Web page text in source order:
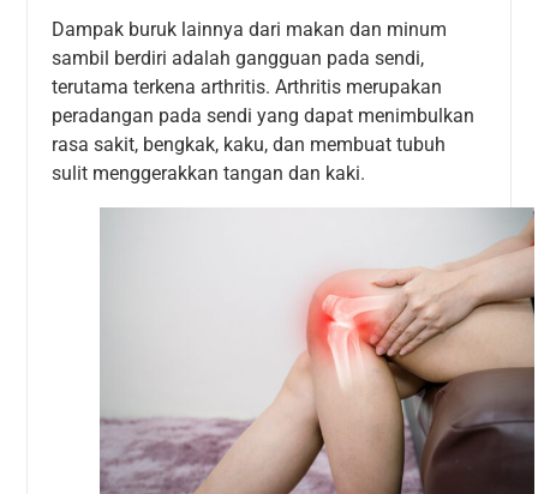
Dampak buruk lainnya dari makan dan minum
sambil berdiri adalah gangguan pada sendi,
terutama terkena arthritis. Arthritis merupakan
peradangan pada sendi yang dapat menimbulkan
rasa sakit, bengkak, kaku, dan membuat tubuh
sulit menggerakkan tangan dan kaki.